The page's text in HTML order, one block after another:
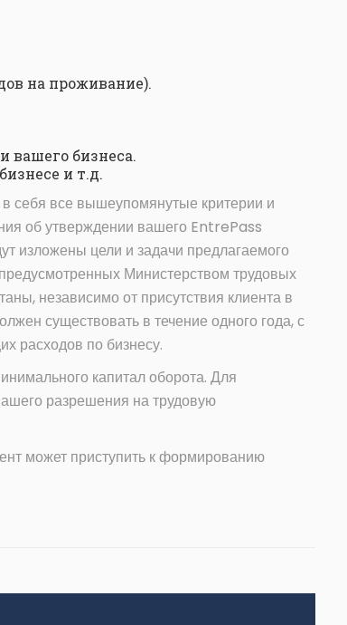
на проживание).
вашего бизнеса.
и т.д.
себя все вышеупомянутые критерии и
об утверждении вашего EntrePass
изложены цели и задачи предлагаемого
Министерством трудовых
независимо от присутствия клиента в
существовать в течение одного года, с
расходов по бизнесу.
капитал оборота. Для
разрешения на трудовую
может приступить к формированию